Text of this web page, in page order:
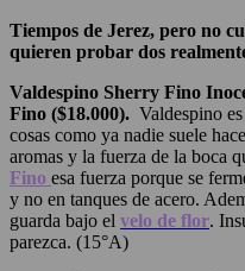
Tiempos de Jerez, pero no
quieren probar dos
Valdespino Sherry Fino
Fino ($18.000). Valdespino
cosas como ya nadie suele
aromas y la fuerza de la boca
Fino esa fuerza porque se
y no en tanques de acero.
guarda bajo el velo de flor.
parezca. (15°A)